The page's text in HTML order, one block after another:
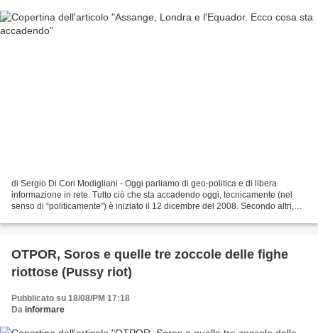
di Sergio Di Cori Modigliani - Oggi parliamo di geo-politica e di libera
informazione in rete. Tutto ciò che sta accadendo oggi, tecnicamente (nel
senso di “politicamente”) è iniziato il 12 dicembre del 2008. Secondo altri,
OTPOR, Soros e quelle tre zoccole delle fighe
riottose (Pussy riot)
Pubblicato su 18/08/PM 17:18
Da informare